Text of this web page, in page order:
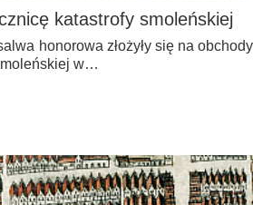
katastrofy smoleńskiej
honorowa złożyły się na obchody
w…